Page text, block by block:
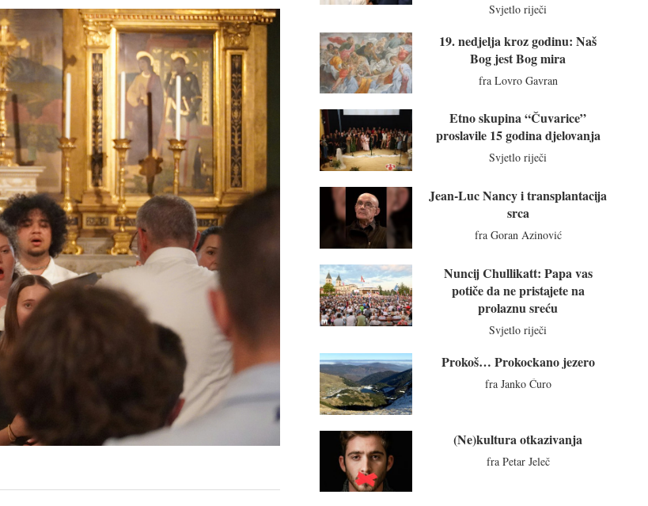
Svjetlo riječi
19. nedjelja kroz godinu: Naš
Bog jest Bog mira
fra Lovro Gavran
Etno skupina “Čuvarice”
proslavile 15 godina djelovanja
Svjetlo riječi
Jean-Luc Nancy i transplantacija
srca
fra Goran Azinović
Nuncij Chullikatt: Papa vas
potiče da ne pristajete na
prolaznu sreću
Svjetlo riječi
Prokoš… Prokockano jezero
fra Janko Ćuro
(Ne)kultura otkazivanja
fra Petar Jeleč